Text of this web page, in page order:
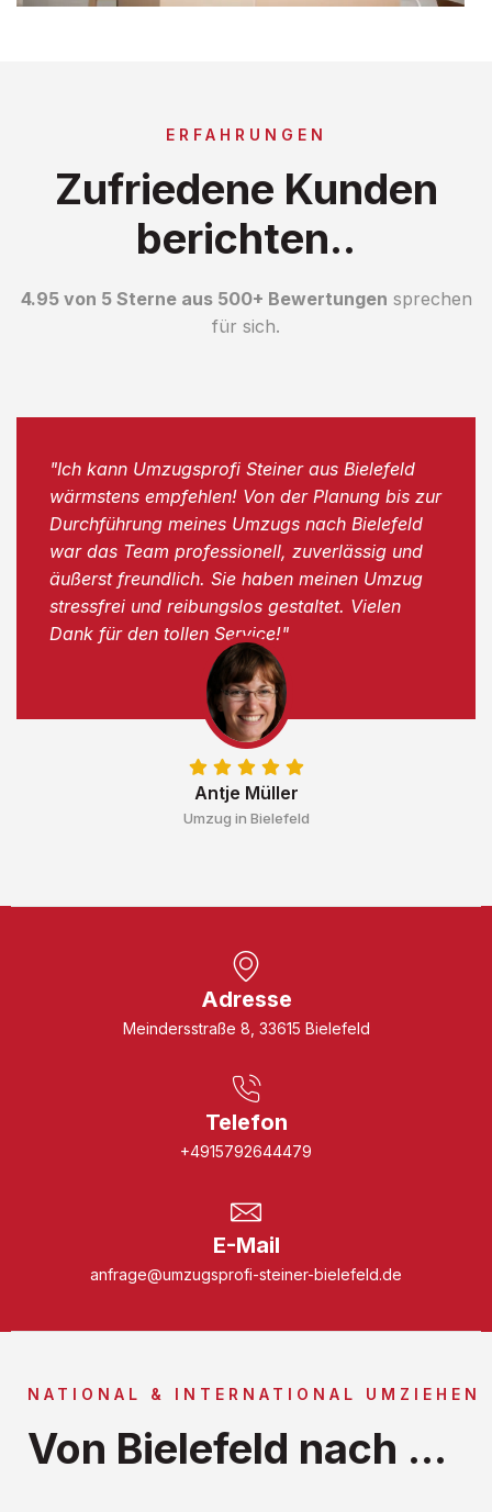
ERFAHRUNGEN
Zufriedene Kunden
berichten..
4.95 von 5 Sterne aus 500+ Bewertungen sprechen
für sich.
Antje Müller
Umzug in Bielefeld
"Ich kann Umzugsprofi Steiner aus Bielefeld
wärmstens empfehlen! Von der Planung bis zur
Durchführung meines Umzugs nach Bielefeld
war das Team professionell, zuverlässig und
äußerst freundlich. Sie haben meinen Umzug
stressfrei und reibungslos gestaltet. Vielen
Dank für den tollen Service!"
Adresse
Meindersstraße 8, 33615 Bielefeld
Telefon
+4915792644479
E-Mail
anfrage@umzugsprofi-steiner-bielefeld.de
NATIONAL & INTERNATIONAL UMZIEHEN
Von Bielefeld nach ...